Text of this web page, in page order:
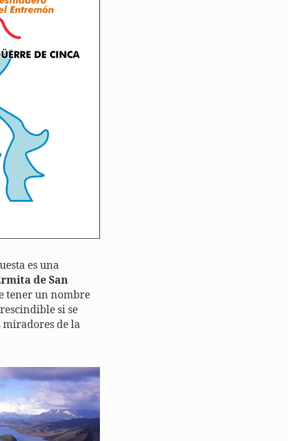
es una
de San
tener un nombre
si se
de la